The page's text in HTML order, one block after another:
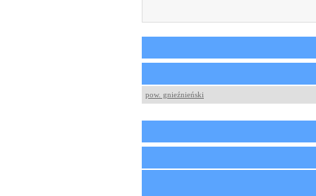
pow. gnieźnieński